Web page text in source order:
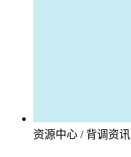
资源中心 / 背调资讯